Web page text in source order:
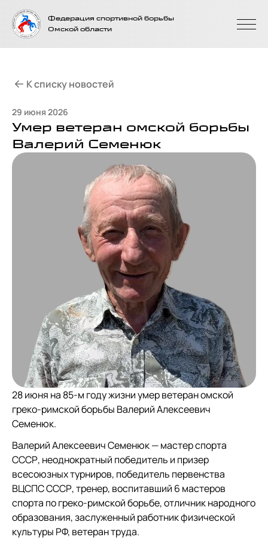
На главную
страницу
Федерация спортивной борьбы
Омской области
29 июня 2026
Умер ветеран омской борьбы
Валерий Семенюк
28 июня на 85-м году жизни умер ветеран омской
греко-римской борьбы Валерий Алексеевич
Семенюк.
Валерий Алексеевич Семенюк — мастер спорта
СССР, неоднократный победитель и призер
всесоюзных турниров, победитель первенства
ВЦСПС СССР, тренер, воспитавший 6 мастеров
спорта по греко-римской борьбе, отличник народного
образования, заслуженный работник физической
культуры РФ, ветеран труда.
К списку новостей